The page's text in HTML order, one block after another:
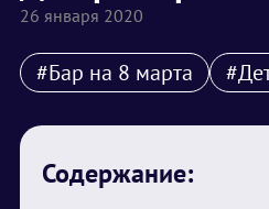
26 января 2020
#Бар на 8 марта
Содержание: